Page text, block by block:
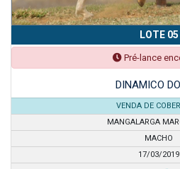
LOTE 05
Pré-lance
DINAMICO
VENDA DE
MANGALARGA
MACHO
17/03/2019